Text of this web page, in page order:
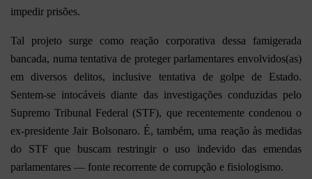
impedir prisões.
Tal projeto surge como reação corporativa dessa famigerada
bancada, numa tentativa de proteger parlamentares envolvidos(as)
em diversos delitos, inclusive tentativa de golpe de Estado.
Sentem-se intocáveis diante das investigações conduzidas pelo
Supremo Tribunal Federal (STF), que recentemente condenou o
ex-presidente Jair Bolsonaro. É, também, uma reação às medidas
do STF que buscam restringir o uso indevido das emendas
parlamentares — fonte recorrente de corrupção e fisiologismo.